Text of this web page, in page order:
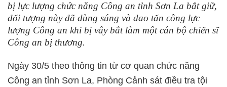
bị lực lượng chức năng Công an tỉnh Sơn La bắt giữ,
đối tượng này đã dùng súng và dao tấn công lực
lượng Công an khi bị vây bắt làm một cán bộ chiến sĩ
Công an bị thương.
Ngày 30/5 theo thông tin từ cơ quan chức năng
Công an tỉnh Sơn La, Phòng Cảnh sát điều tra tội